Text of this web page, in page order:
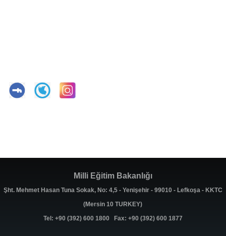
Milli Eğitim Bakanlığı
Şht. Mehmet Hasan Tuna Sokak, No: 4,5 - Yenişehir - 99010 - Lefkoşa - KKTC
(Mersin 10 TURKEY)
Tel: +90 (392) 600 1800 Fax: +90 (392) 600 1877